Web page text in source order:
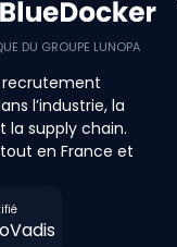
DU GROUPE LUNOPA
l’industrie, la
la supply chain.
en France et